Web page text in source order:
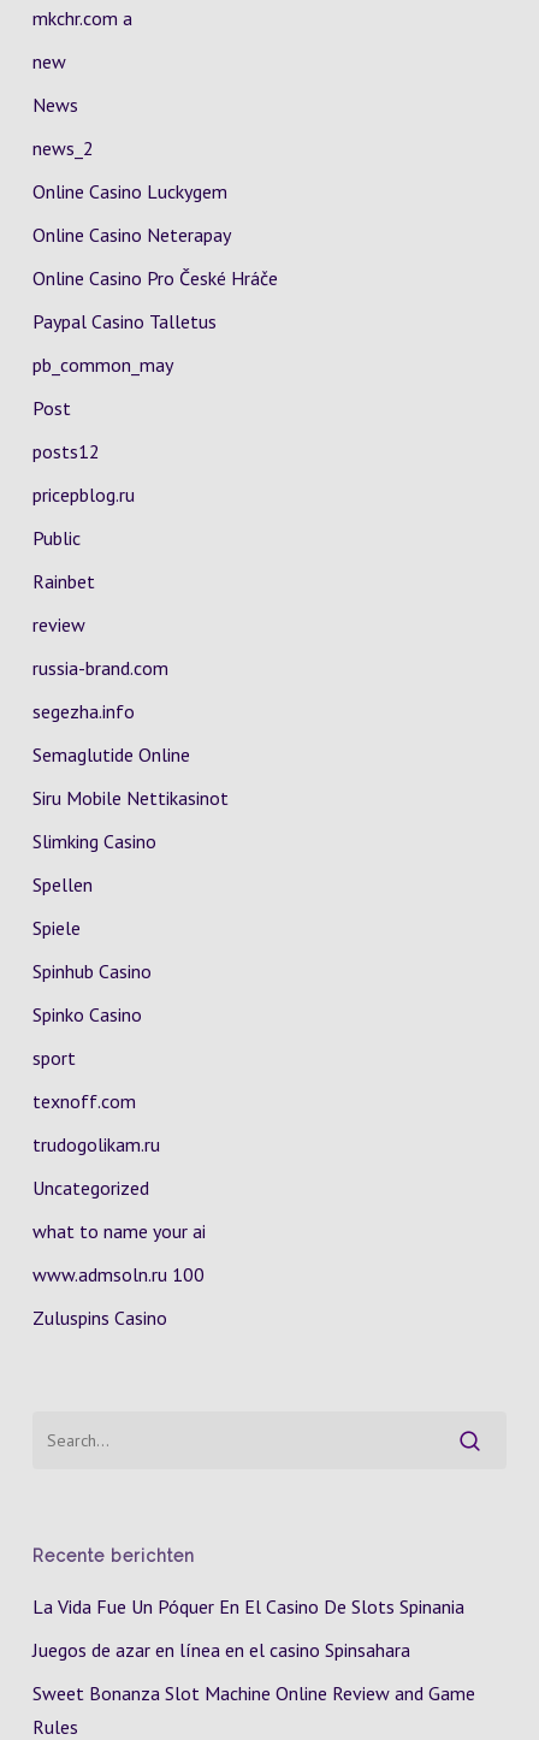
mkchr.com a
new
News
news_2
Online Casino Luckygem
Online Casino Neterapay
Online Casino Pro České Hráče
Paypal Casino Talletus
pb_common_may
Post
posts12
pricepblog.ru
Public
Rainbet
review
russia-brand.com
segezha.info
Semaglutide Online
Siru Mobile Nettikasinot
Slimking Casino
Spellen
Spiele
Spinhub Casino
Spinko Casino
sport
texnoff.com
trudogolikam.ru
Uncategorized
what to name your ai
www.admsoln.ru 100
Zuluspins Casino
Recente berichten
La Vida Fue Un Póquer En El Casino De Slots Spinania
Juegos de azar en línea en el casino Spinsahara
Sweet Bonanza Slot Machine Online Review and Game
Rules